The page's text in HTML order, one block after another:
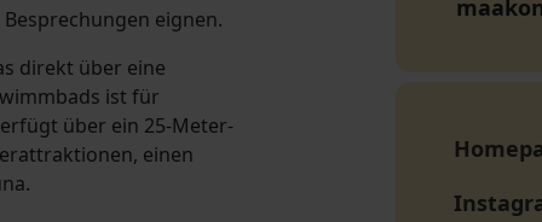
eignen.
direkt über eine
ist für
über ein 25-Meter-
einen